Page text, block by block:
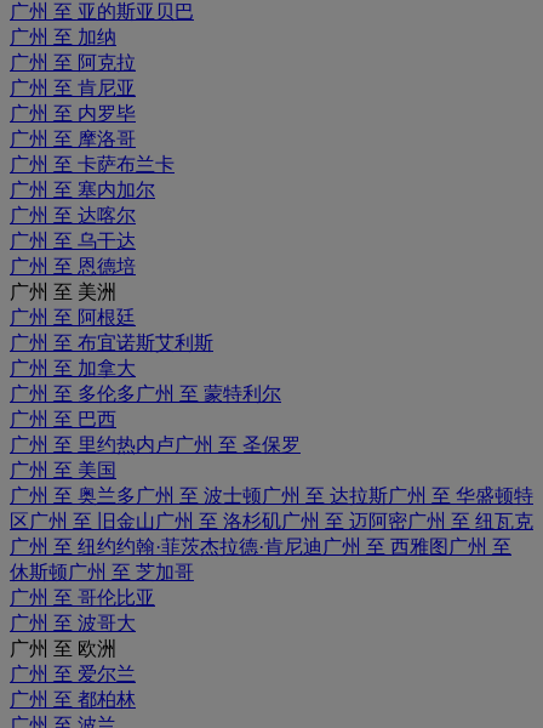
广州 至 亚的斯亚贝巴
广州 至 加纳
广州 至 阿克拉
广州 至 肯尼亚
广州 至 内罗毕
广州 至 摩洛哥
广州 至 卡萨布兰卡
广州 至 塞内加尔
广州 至 达喀尔
广州 至 乌干达
广州 至 恩德培
广州 至 美洲
广州 至 阿根廷
广州 至 布宜诺斯艾利斯
广州 至 加拿大
广州 至 多伦多 广州 至 蒙特利尔
广州 至 巴西
广州 至 里约热内卢广州 至 圣保罗
广州 至 美国
广州 至 奥兰多 广州 至 波士顿广州 至 达拉斯广州 至 华盛顿特
区广州 至 旧金山 广州 至 洛杉矶广州 至 迈阿密广州 至 纽瓦克
广州 至 纽约约翰·菲茨杰拉德·肯尼迪 广州 至 西雅图 广州 至
休斯顿广州 至 芝加哥
广州 至 哥伦比亚
广州 至 波哥大
广州 至 欧洲
广州 至 爱尔兰
广州 至 都柏林